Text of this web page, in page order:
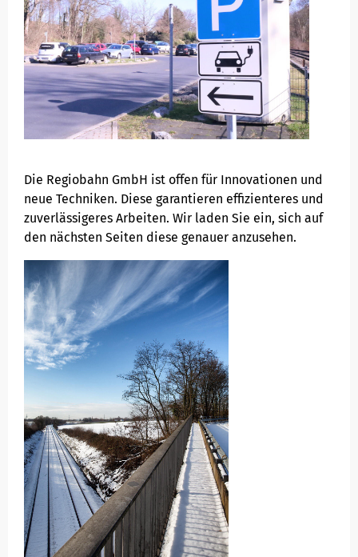
Die Regiobahn GmbH ist offen für Innovationen und
neue Techniken. Diese garantieren effizienteres und
zuverlässigeres Arbeiten. Wir laden Sie ein, sich auf
den nächsten Seiten diese genauer anzusehen.